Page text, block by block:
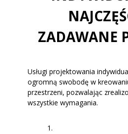
ZADAWANE
Usługi projektowania
ogromną swobodę w
przestrzeni, pozwalając
wszystkie wymagania.